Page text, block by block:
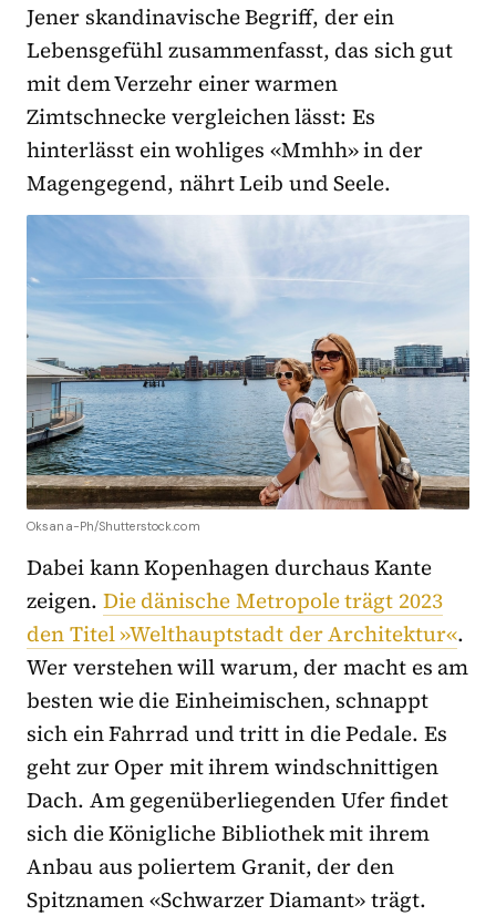
Jener skandinavische Begriff, der ein
Lebensgefühl zusammenfasst, das sich gut
mit dem Verzehr einer warmen
Zimtschnecke vergleichen lässt: Es
hinterlässt ein wohliges «Mmhh» in der
Magengegend, nährt Leib und Seele.
Oksana-Ph/Shutterstock.com
Dabei kann Kopenhagen durchaus Kante
zeigen. Die dänische Metropole trägt 2023
den Titel »Welthauptstadt der Architektur«.
Wer verstehen will warum, der macht es am
besten wie die Einheimischen, schnappt
sich ein Fahrrad und tritt in die Pedale. Es
geht zur Oper mit ihrem windschnittigen
Dach. Am gegenüberliegenden Ufer findet
sich die Königliche Bibliothek mit ihrem
Anbau aus poliertem Granit, der den
Spitznamen «Schwarzer Diamant» trägt.